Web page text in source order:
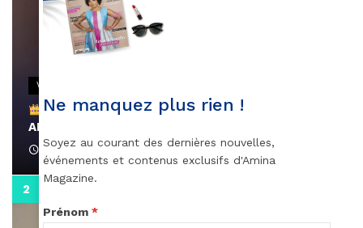
VIDEOS
Remerciements à Ayden pour son message sur
AMINA, le Magazine de la Femme
April 1, 2022
Ne manquez plus rien !
Soyez au courant des dernières nouvelles,
événements et contenus exclusifs d'Amina
Magazine.
Prénom *